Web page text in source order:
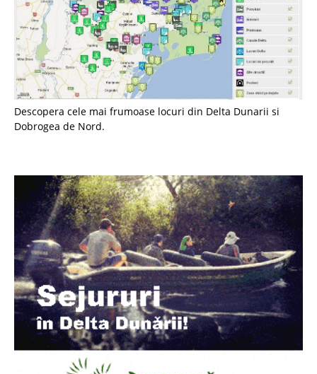
Descopera cele mai frumoase locuri din Delta Dunarii si
Dobrogea de Nord.